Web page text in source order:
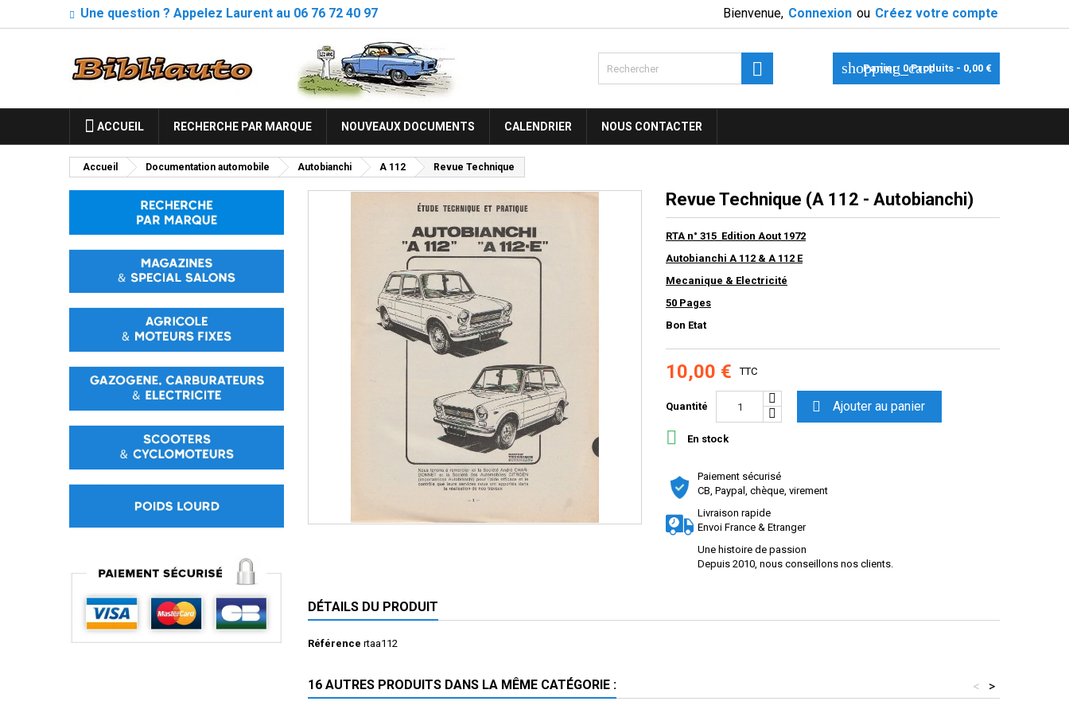
Une question ? Appelez Laurent au 06 76 72 40 97 Bienvenue, Connexion ou Créez votre compte
shopping_cart
Panier: 0Produits - 0,00 €

ACCUEIL RECHERCHE PAR MARQUE NOUVEAUX DOCUMENTS CALENDRIER NOUS CONTACTER
Accueil Documentation automobile Autobianchi A 112 Revue Technique
Revue Technique (A 112 - Autobianchi)
RTA n° 315 Edition Aout 1972
Autobianchi A 112 & A 112 E
Mecanique & Electricité
50 Pages
Bon Etat
10,00 € TTC
Quantité  Ajouter au panier
 En stock
Paiement sécurisé
CB, Paypal, chèque, virement
Livraison rapide
Envoi France & Etranger
Une histoire de passion
Depuis 2010, nous conseillons nos clients.
DÉTAILS DU PRODUIT
Référence rtaa112
16 AUTRES PRODUITS DANS LA MÊME CATÉGORIE : >
<